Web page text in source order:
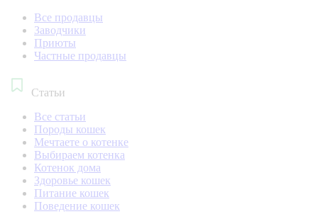
Все продавцы
Заводчики
Приюты
Частные продавцы
Статьи
Все статьи
Породы кошек
Мечтаете о котенке
Выбираем котенка
Котенок дома
Здоровье кошек
Питание кошек
Поведение кошек